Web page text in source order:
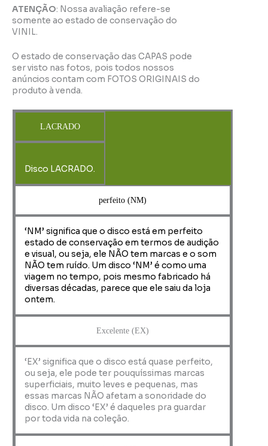
ATENÇÃO: Nossa avaliação refere-se
somente ao estado de conservação do
VINIL.
O estado de conservação das CAPAS pode
ser visto nas fotos, pois todos nossos
anúncios contam com FOTOS ORIGINAIS do
produto à venda.
LACRADO
Disco LACRADO.
perfeito (NM)
‘NM’ significa que o disco está em perfeito
estado de conservação em termos de audição
e visual, ou seja, ele NÃO tem marcas e o som
NÃO tem ruído. Um disco ‘NM’ é como uma
viagem no tempo, pois mesmo fabricado há
diversas décadas, parece que ele saiu da loja
ontem.
Excelente (EX)
‘EX’ significa que o disco está quase perfeito,
ou seja, ele pode ter pouquíssimas marcas
superficiais, muito leves e pequenas, mas
essas marcas NÃO afetam a sonoridade do
disco. Um disco ‘EX’ é daqueles pra guardar
por toda vida na coleção.